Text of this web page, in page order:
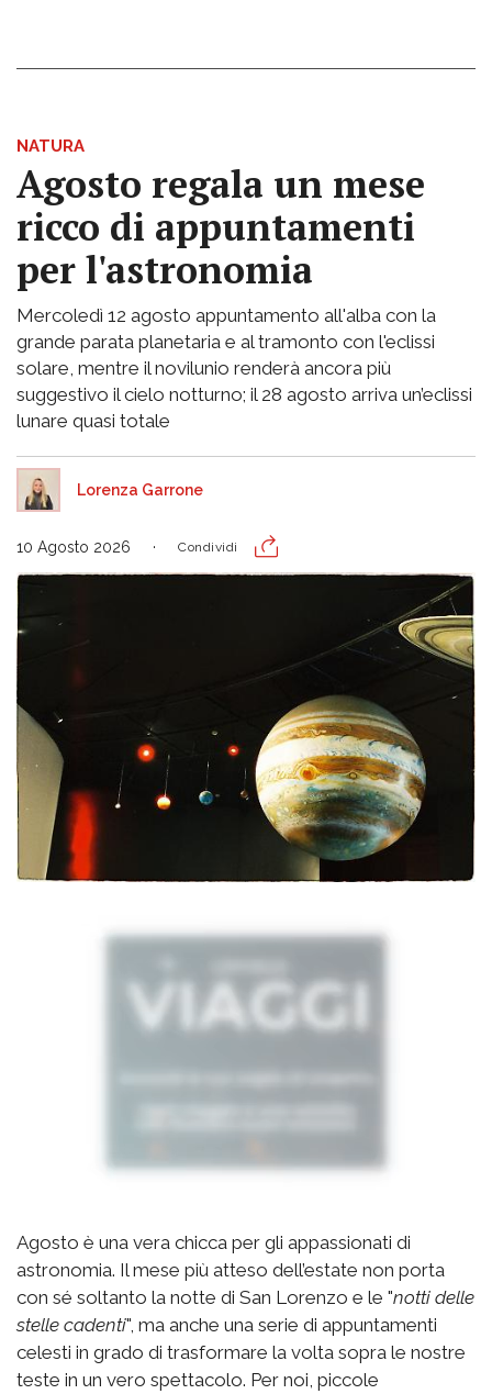
NATURA
Agosto regala un mese
ricco di appuntamenti
per l'astronomia
Mercoledì 12 agosto appuntamento all'alba con la
grande parata planetaria e al tramonto con l'eclissi
solare, mentre il novilunio renderà ancora più
suggestivo il cielo notturno; il 28 agosto arriva un’eclissi
lunare quasi totale
Lorenza Garrone
10 Agosto 2026 Condividi
Agosto è una vera chicca per gli appassionati di
astronomia. Il mese più atteso dell’estate non porta
con sé soltanto la notte di San Lorenzo e le "notti delle
stelle cadenti", ma anche una serie di appuntamenti
celesti in grado di trasformare la volta sopra le nostre
teste in un vero spettacolo. Per noi, piccole